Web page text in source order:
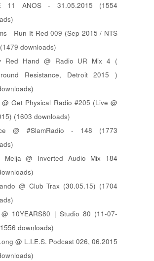
11 ANOS - 31.05.2015 (1554
- Run It Red 009 (Sep 2015 / NTS
downloads)
Red Hand @ Radio UR Mix 4 (
Resistance, Detroit 2015 )
@ Get Physical Radio #205 (Live @
(1603 downloads)
@ #SlamRadio - 148 (1773
Melja @ Inverted Audio Mix 184
@ Club Trax (30.05.15) (1704
10YEARS80 | Studio 80 (11-07-
downloads)
@ L.I.E.S. Podcast 026, 06.2015